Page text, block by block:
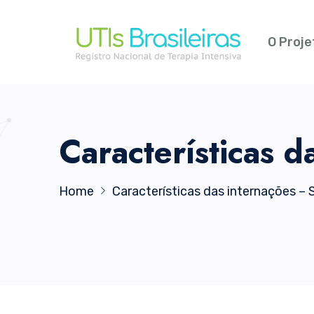
O
Características
Home Características das internações –